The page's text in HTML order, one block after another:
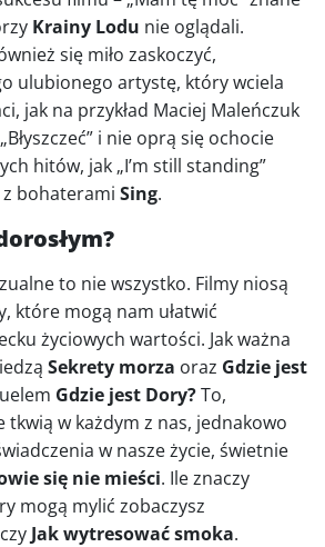
Krainy Lodu nie oglądali.
się miło zaskoczyć,
ulubionego artystę, który wciela
jak na przykład Maciej Maleńczuk
i nie oprą się ochocie
hitów, jak „I’m still standing”
z bohaterami Sing.
to nie wszystko. Filmy niosą
które mogą nam ułatwić
życiowych wartości. Jak ważna
Sekrety morza oraz Gdzie jest
Gdzie jest Dory?To,
tkwią w każdym z nas, jednakowo
w nasze życie, świetnie
się nie mieści. Ile znaczy
mogą mylić zobaczysz
czy Jak wytresować smoka.